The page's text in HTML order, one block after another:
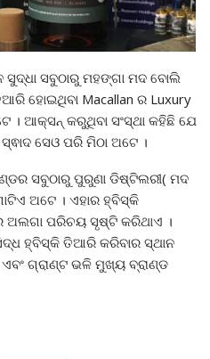
ସୁଦ୍ଧା ସବୁଠାରୁ ମହଙ୍ଗା ମଦ ବୋଲି
ହୋଇଥିବା Macallan ର Luxury
। ଆକ୍ସନ୍ କରୁଥିବା ସଂସ୍ଥା କହିଛି ଯେ
ସେଓ ପରି ମିଠା ଅଟେ ।
ସବୁଠାରୁ ପୁରୁଣା ଡିଷ୍ଟିଲରୀ( ମଦ
ଅଟେ । ଏହାର ହ୍ବିସ୍କି
ଅଲଗା ପରିଚୟ ସୃଷ୍ଟି କରିଥାଏ ।
ହ୍ବିସ୍କି ତିଆରି କରିବାର ସ୍ଥାନ
ଗ୍ରାଣ୍ଟ ଭଳି ମୁଖ୍ୟ ବ୍ରାଣ୍ଡ